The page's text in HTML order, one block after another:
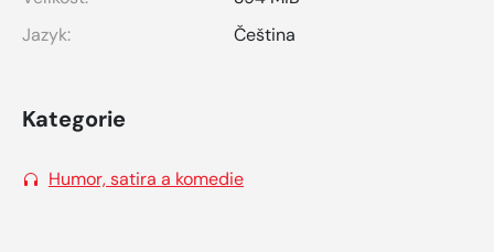
Jazyk:
Čeština
Kategorie
Humor, satira a komedie